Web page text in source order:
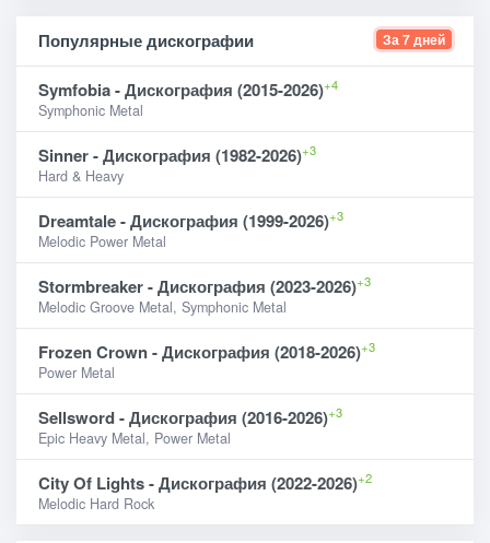
Популярные дискографии За 7 дней
Symfobia - Дискография (2015-2026)+4
Symphonic Metal
Sinner - Дискография (1982-2026)+3
Hard & Heavy
Dreamtale - Дискография (1999-2026)+3
Melodic Power Metal
Stormbreaker - Дискография (2023-2026)+3
Melodic Groove Metal, Symphonic Metal
Frozen Crown - Дискография (2018-2026)+3
Power Metal
Sellsword - Дискография (2016-2026)+3
Epic Heavy Metal, Power Metal
City Of Lights - Дискография (2022-2026)+2
Melodic Hard Rock